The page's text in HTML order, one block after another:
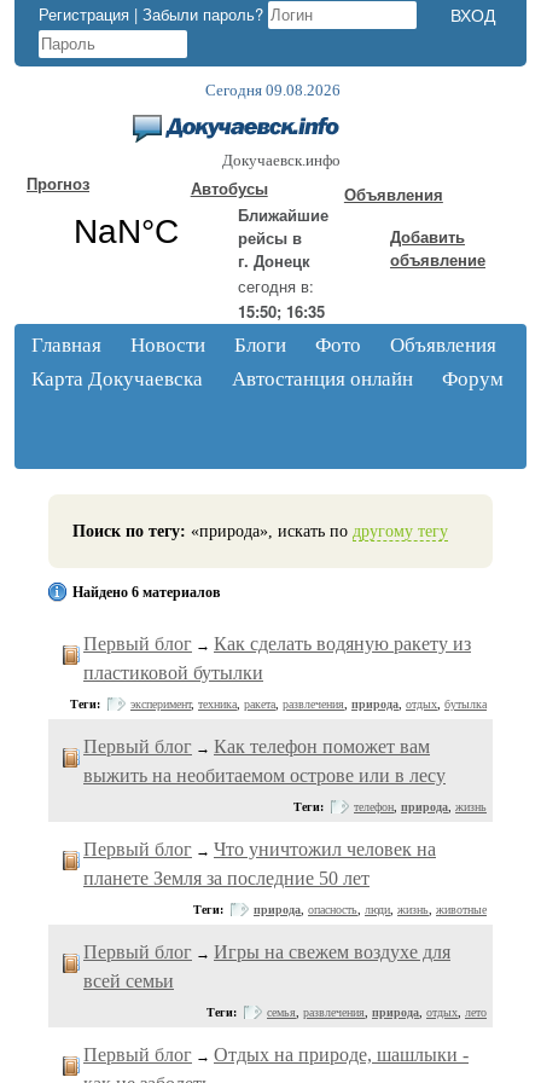
Регистрация | Забыли пароль?
Сегодня 09.08.2026
Докучаевск.инфо
Прогноз
Автобусы
Ближайшие
рейсы в
г. Донецк
сегодня в:
15:50; 16:35
Объявления
Добавить
объявление
Главная Новости Блоги Фото
Объявления
Карта Докучаевска
Автостанция онлайн Форум
Поиск по тегу: «природа», искать по другому тегу
Найдено 6 материалов
Первый блог → Как сделать водяную ракету из
пластиковой бутылки
Теги: эксперимент, техника ракета развлечения природа отдых бутылка
Первый блог → Как телефон поможет вам
выжить на необитаемом острове или в лесу
Теги: телефон природа жизнь
Первый блог → Что уничтожил человек на
планете Земля за последние 50 лет
Теги: природа опасность люди жизнь животные
Первый блог → Игры на свежем воздухе для
всей семьи
Теги: семья развлечения природа отдых лето
Первый блог → Отдых на природе, шашлыки -